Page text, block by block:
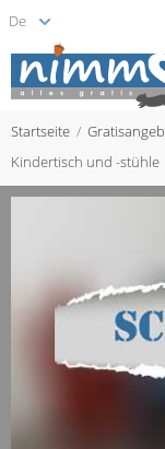
Startseite
Kindertisch und -stühle